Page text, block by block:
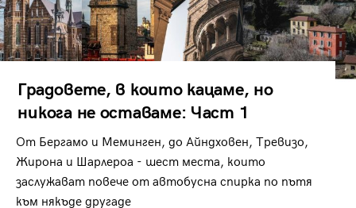
Градовете, в които кацаме, но
никога не оставаме: Част 1
От Бергамо и Меминген, до Айндховен, Тревизо,
Жирона и Шарлероа - шест места, които
заслужават повече от автобусна спирка по пътя
към някъде другаде